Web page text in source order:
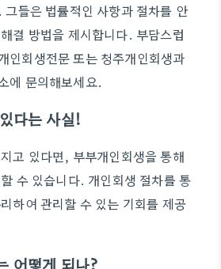
들은 법률적인 사항과 절차를 안
결 방법을 제시합니다. 부담스럽
인회생전문 또는 청주개인회생과
에 문의해보세요.
다는 사실!
고 있다면, 부부개인회생을 통해
수 있습니다. 개인회생 절차를 통
하여 관리할 수 있는 기회를 제공
어떻게 되나?